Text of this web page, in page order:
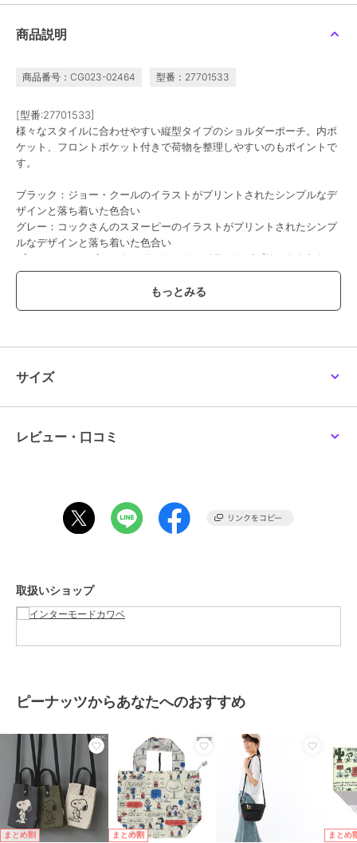
商品説明
商品番号：CG023-02464 型番：27701533
[型番:27701533]
様々なスタイルに合わせやすい縦型タイプのショルダーポーチ。内ポ
ケット、フロントポケット付きで荷物を整理しやすいのもポイントで
す。
ブラック：ジョー・クールのイラストがプリントされたシンプルなデ
ザインと落ち着いた色合い
グレー：コックさんのスヌーピーのイラストがプリントされたシンプ
ルなデザインと落ち着いた色合い
ブルー：スヌーピーとウッドストックのイラストがプリントされたシ
ンプルなデザインと落ち着いた色合い
【PEANUTS（ピーナッツ）】
その中に登場する「スヌーピー」をはじめとした魅力的な仲間たちの
ユーモアに溢れた世界観が、今なお世界各地の幅広い世代に愛され続
て、実物と若干異なる場合がございます。ご了承ください。
ブランド ピーナッツ
性別タイプ
レディース
素材
表地 ポリエステル100％ 裏地 ポリ
商品のお取り扱い方法
お手入れ 洗濯不可
原産国 中国
サイズ
レビュー・口コミ
取扱いショップ
ピーナッツからあなたへのおすすめ
まとめ割 まとめ割 まとめ